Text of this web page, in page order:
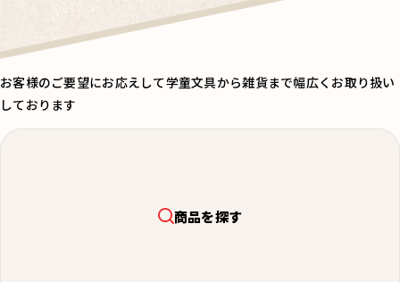
お客様のご要望にお応えして学童文具から雑貨まで幅広くお取り扱い
しております
商品を探す